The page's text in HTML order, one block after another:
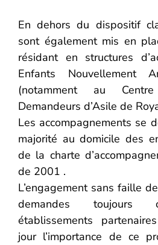
En dehors du dispositif
sont également mis en
résidant en structures
Enfants Nouvellement
(notamment au
Demandeurs d’Asile de
Les accompagnements se
majorité au domicile des
de la charte
de 2001 .
L’engagement sans faille
demandes toujours
établissements
jour l’importance de ce